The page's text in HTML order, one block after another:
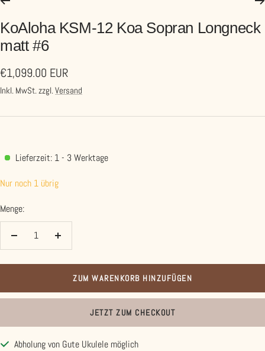
KoAloha KSM-12 Koa Sopran Longneck
matt #6
Angebotspreis
€1,099.00 EUR
Inkl. MwSt. zzgl.Versand
Lieferzeit: 1 - 3 Werktage
Nur noch 1 übrig
Menge:
Menge
Menge
ZUM WARENKORB HINZUFÜGEN
JETZT ZUM CHECKOUT
Abholung von Gute Ukulele möglich